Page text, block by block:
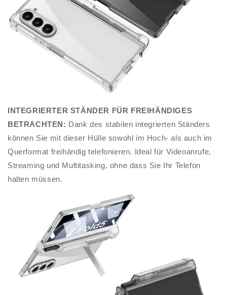
INTEGRIERTER STÄNDER FÜR FREIHÄNDIGES
BETRACHTEN: Dank des stabilen integrierten Ständers
können Sie mit dieser Hülle sowohl im Hoch- als auch im
Querformat freihändig telefonieren. Ideal für Videoanrufe,
Streaming und Multitasking, ohne dass Sie Ihr Telefon
halten müssen.